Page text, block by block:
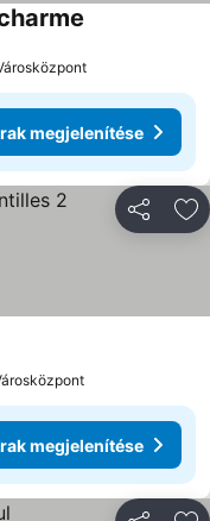
megjelenítése
megjelenítése